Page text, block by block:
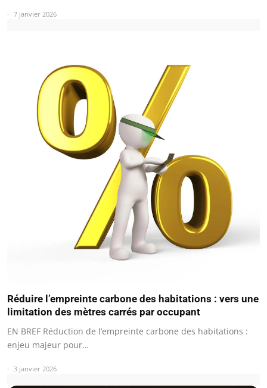
7 janvier 2026
Réduire l’empreinte carbone des habitations : vers une
limitation des mètres carrés par occupant
EN BREF Réduction de l’empreinte carbone des habitations :
enjeu majeur pour…
3 janvier 2026